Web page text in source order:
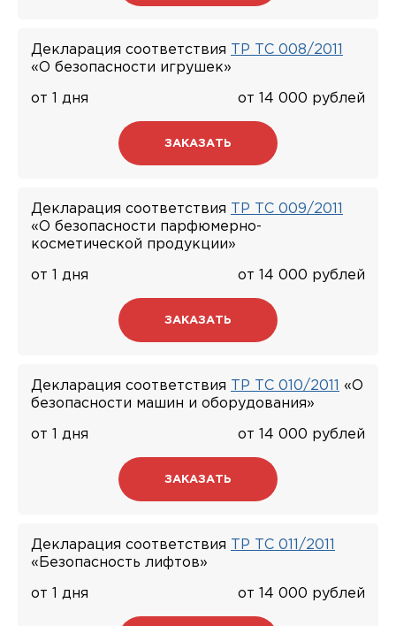
Декларация соответствия
ТР ТС 008/2011
«О безопасности игрушек»
от 1 дня от 14 000 рублей
ЗАКАЗАТЬ
Декларация соответствия
ТР ТС 009/2011
«О безопасности парфюмерно-
косметической продукции»
от 1 дня от 14 000 рублей
ЗАКАЗАТЬ
Декларация соответствия ТР ТС 010/2011
«О
безопасности машин и оборудования»
от 1 дня от 14 000 рублей
ЗАКАЗАТЬ
Декларация соответствия
ТР ТС 011/2011
«Безопасность лифтов»
от 1 дня от 14 000 рублей